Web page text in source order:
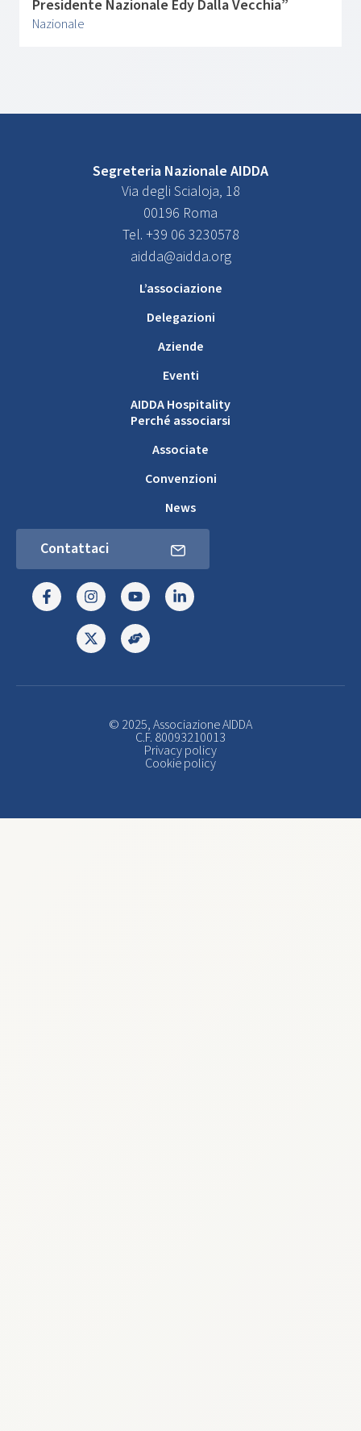
Presidente Nazionale Edy Dalla Vecchia”
Nazionale
Segreteria Nazionale AIDDA
Via degli Scialoja, 18
00196 Roma
Tel. +39 06 3230578
aidda@aidda.org
L’associazione
Delegazioni
Aziende
Eventi
AIDDA Hospitality
Perché associarsi
Associate
Convenzioni
News
Contattaci
© 2025, Associazione AIDDA
C.F. 80093210013
Privacy policy
Cookie policy